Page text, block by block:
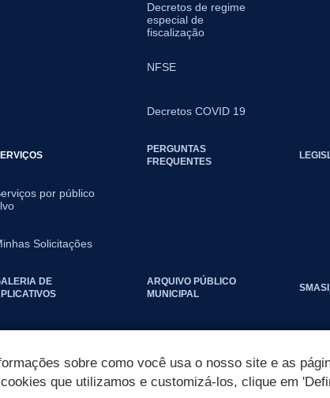
Decretos de regime
especial de
fiscalização
NFSE
Decretos COVID 19
por público
Solicitações
PERGUNTAS
FREQUENTES
DE
ARQUIVO PÚBLICO
MUNICIPAL
sobre como você usa o nosso site e as
que utilizamos e customizá-los, clique em